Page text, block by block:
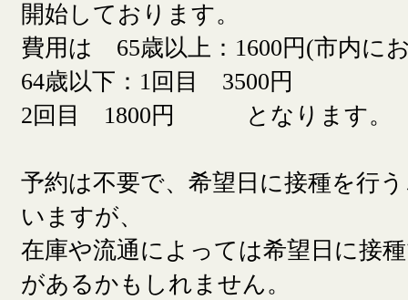
開始しております。
費用は 65歳以上：1600円(市内に
64歳以下：1回目 3500円
2回目 1800円 となります。
予約は不要で、希望日に接種を行
いますが、
在庫や流通によっては希望日に接
があるかもしれません。